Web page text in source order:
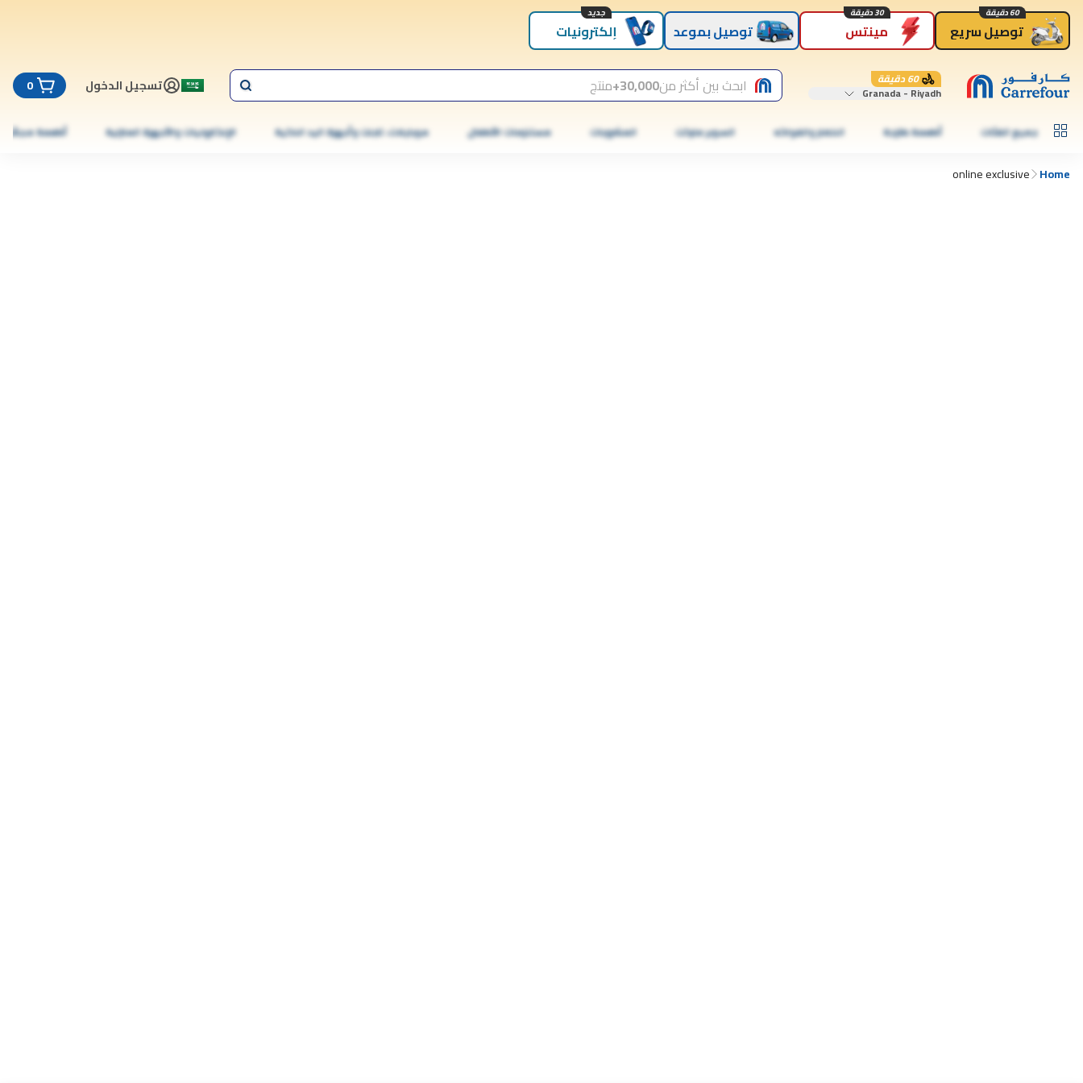
توصيل سريع
60 دقيقة
مينتس
30 دقيقة
توصيل بموعد إلكترونيات
جديد
60 دقيقة
Granada - Riyadh ابحث بين أكثر من30,000+ منتج تسجيل الدخول 0
جميع الفئات أطعمة طازجة الخضار والفواكه السوبر ماركت المشروبات مستلزمات الأطفال موبايلات، تابلت وأجهزة اليد الذكية الإلكترونيات والأجهزة المنزلية أطعمة مجمّدة
Home
online exclusive